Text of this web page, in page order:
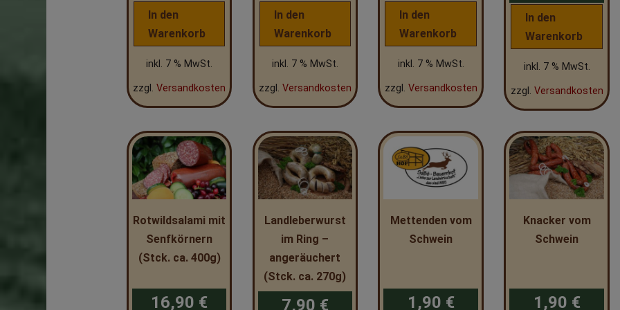
In den
Warenkorb
inkl. 7 % MwSt.
zzgl.Versandkosten
In den
Warenkorb
inkl. 7 % MwSt.
zzgl. Versandkosten
In den
Warenkorb
inkl. 7 % MwSt.
zzgl. Versandkosten
In den
Warenkorb
inkl. 7 % MwSt.
zzgl. Versandkosten
Rotwildsalami mit
Senfkörnern
(Stck. ca. 400g)
16,90 €
Landleberwurst
im Ring –
angeräuchert
(Stck. ca. 270g)
7,90 €
Mettenden vom
Schwein
1,90 €
Knacker vom
Schwein
1,90 €